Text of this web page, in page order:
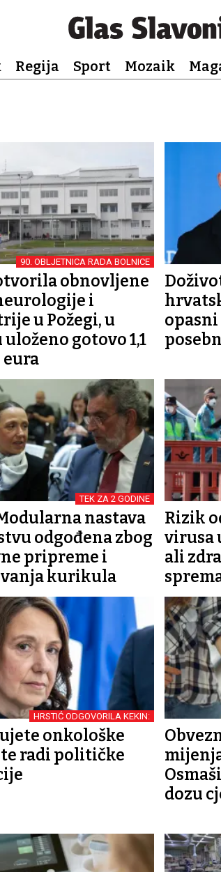
Regija Sport Mozaik
90. OBLJETNICA RADA BOLNICE
obnovljene
i
u Požegi, u
gotovo 1,1
TEK ZA 2 GODINE
nastava
odgođena zbog
pripreme i
kurikula
Rizik
virusa
ali
HRSTIĆ ODGOVORILA KEKIN:
onkološke
radi političke
dozu